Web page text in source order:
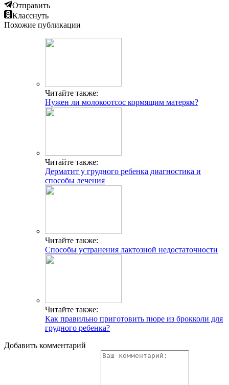
Отправить
Класснуть
Похожие публикации
Читайте также:
Нужен ли молокоотсос кормящим матерям?
Читайте также:
Дерматит у грудного ребенка диагностика и
способы лечения
Читайте также:
Способы устранения лактозной недостаточности
Читайте также:
Как правильно приготовить пюре из брокколи для
грудного ребенка?
Добавить комментарий